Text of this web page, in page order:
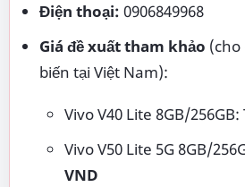
Điện thoại: 0906849968
Giá đề xuất tham khảo (cho
biến tại Việt Nam):
Vivo V40 Lite 8GB/256GB:
Vivo V50 Lite 5G 8GB/
VND